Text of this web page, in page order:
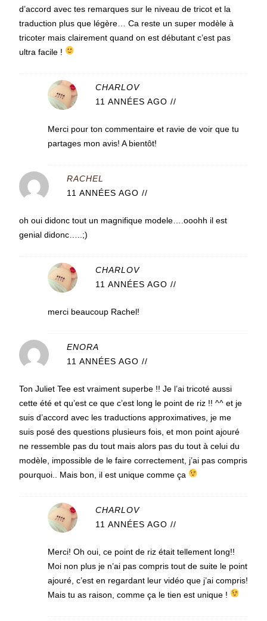
d’accord avec tes remarques sur le niveau de tricot et la
traduction plus que légère… Ca reste un super modèle à
tricoter mais clairement quand on est débutant c’est pas
ultra facile !
CHARLOV
11 ANNÉES AGO //
Merci pour ton commentaire et ravie de voir que tu
partages mon avis! A bientôt!
RACHEL
11 ANNÉES AGO //
oh oui didonc tout un magnifique modele….ooohh il est
genial didonc…..;)
CHARLOV
11 ANNÉES AGO //
merci beaucoup Rachel!
ENORA
11 ANNÉES AGO //
Ton Juliet Tee est vraiment superbe !! Je l’ai tricoté aussi
cette été et qu’est ce que c’est long le point de riz !! ^^ et je
suis d’accord avec les traductions approximatives, je me
suis posé des questions plusieurs fois, et mon point ajouré
ne ressemble pas du tout mais alors pas du tout à celui du
modèle, impossible de le faire correctement, j’ai pas compris
pourquoi.. Mais bon, il est unique comme ça
CHARLOV
11 ANNÉES AGO //
Merci! Oh oui, ce point de riz était tellement long!!
Moi non plus je n’ai pas compris tout de suite le point
ajouré, c’est en regardant leur vidéo que j’ai compris!
Mais tu as raison, comme ça le tien est unique !